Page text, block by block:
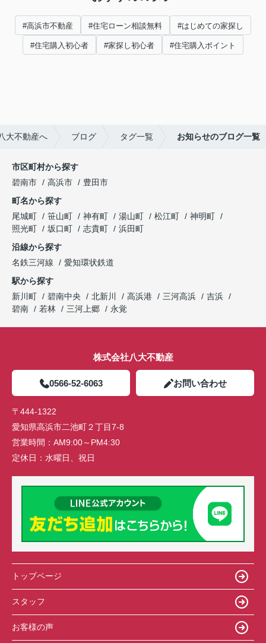
#高浜市不動産 #住宅ローン相談無料 #はじめての家探し
#住宅購入初心者 #家探し初心者 #住宅購入ポイント
大不動産へ ブログ タグ一覧 お知らせのブログ一覧
市区町村から探す
碧南市
高浜市
豊田市
町名から探す
尾城町
笹山町 神有町 湯山町 松江町
神明町
照光町
坂口町 志貴町
浜田町
沿線から探す
名鉄三河線
愛知環状鉄道
駅から探す
新川町
碧南中央 北新川 高浜港 三河高浜
吉浜
碧南
若林 三河上郷 永覚
株式会社八大不動産
0566-52-6063 お問い合わせ
〒444-1322
愛知県高浜市二池町２丁目7-8
営業時間： AM9:00～PM4:30
定休日： 水曜日、祝日
トップページ
スタッフ
お客様の声